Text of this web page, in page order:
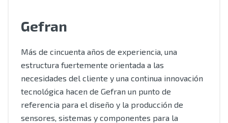
Gefran
Más de cincuenta años de experiencia, una
estructura fuertemente orientada a las
necesidades del cliente y una continua innovación
tecnológica hacen de Gefran un punto de
referencia para el diseño y la producción de
sensores, sistemas y componentes para la